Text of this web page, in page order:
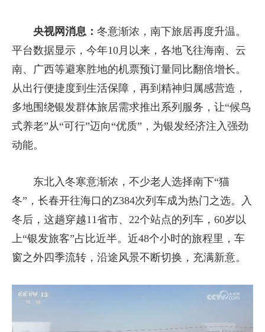
视
频
央视网消息： 冬意渐浓，南下旅居再度升温。
平台数据显示，今年10月以来，各地飞往海南、云
南、广西等避寒胜地的机票预订量同比翻倍增长。
从出行便捷度到生活保障，再到精神归属感营造，
多地围绕银发群体旅居需求推出系列服务，让“候鸟
式养老”从“可行”迈向“优质”，为银发经济注入强劲
动能。
东北入冬寒意渐浓，不少老人选择南下“猫
冬”，长春开往海口的Z384次列车成为热门之选。入
冬后，这趟穿越11省市、22个站点的列车，60岁以
上“银发旅客”占比近半。近48个小时的旅程里，车
窗之外四季流转，沿途风景不断切换，充满新意。